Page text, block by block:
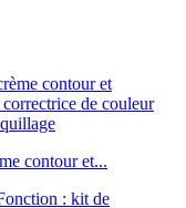
contour et...
: kit de